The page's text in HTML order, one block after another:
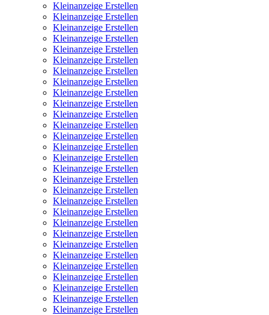
Kleinanzeige Erstellen
Kleinanzeige Erstellen
Kleinanzeige Erstellen
Kleinanzeige Erstellen
Kleinanzeige Erstellen
Kleinanzeige Erstellen
Kleinanzeige Erstellen
Kleinanzeige Erstellen
Kleinanzeige Erstellen
Kleinanzeige Erstellen
Kleinanzeige Erstellen
Kleinanzeige Erstellen
Kleinanzeige Erstellen
Kleinanzeige Erstellen
Kleinanzeige Erstellen
Kleinanzeige Erstellen
Kleinanzeige Erstellen
Kleinanzeige Erstellen
Kleinanzeige Erstellen
Kleinanzeige Erstellen
Kleinanzeige Erstellen
Kleinanzeige Erstellen
Kleinanzeige Erstellen
Kleinanzeige Erstellen
Kleinanzeige Erstellen
Kleinanzeige Erstellen
Kleinanzeige Erstellen
Kleinanzeige Erstellen
Kleinanzeige Erstellen